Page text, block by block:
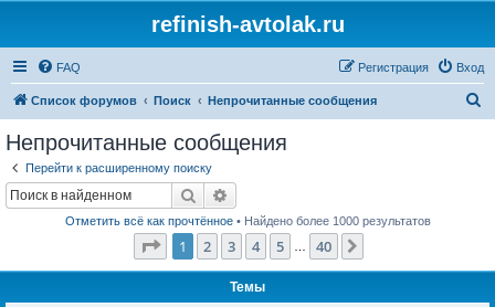
refinish-avtolak.ru
FAQ Вход
Регистрация
Список форумов Поиск Непрочитанные сообщения
Непрочитанные сообщения
Перейти к расширенному поиску
Поиск
Отметить всё как прочтённое• Найдено более 1000 результатов
Страница из 40
1 2 3 4 5 40
Темы